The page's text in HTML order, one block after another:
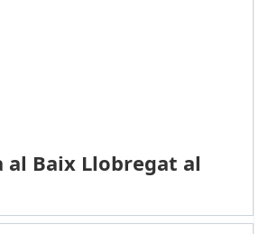
al Baix Llobregat al